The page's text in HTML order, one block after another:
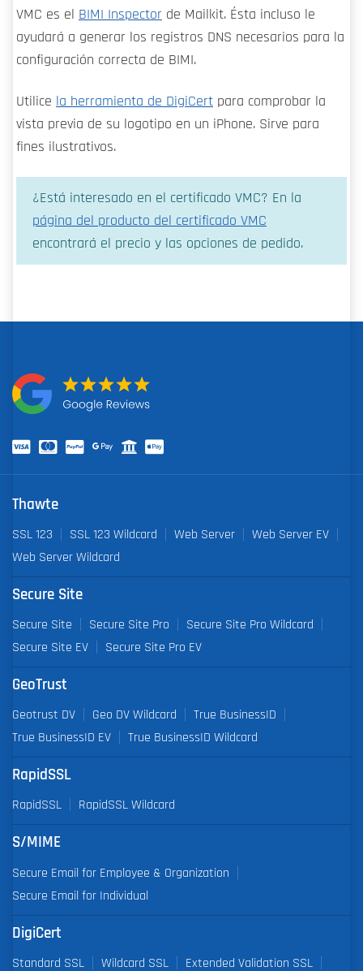
VMC es el BIMI Inspector de Mailkit. Ésta incluso le
ayudará a generar los registros DNS necesarios para la
configuración correcta de BIMI.
Utilice la herramienta de DigiCert para comprobar la
vista previa de su logotipo en un iPhone. Sirve para
fines ilustrativos.
¿Está interesado en el certificado VMC? En la
página del producto del certificado VMC
encontrará el precio y las opciones de pedido.
Thawte
SSL 123 SSL 123 Wildcard Web Server
Web Server EV
Web Server Wildcard
Secure Site
Secure Site Secure Site Pro
Secure Site Pro Wildcard
Secure Site EV
Secure Site Pro EV
GeoTrust
Geotrust DV Geo DV Wildcard
True BusinessID
True BusinessID EV
True BusinessID Wildcard
RapidSSL
RapidSSL RapidSSL Wildcard
S/MIME
Secure Email for Employee & Organization
Secure Email for Individual
DigiCert
Standard SSL Wildcard SSL
Extended Validation SSL